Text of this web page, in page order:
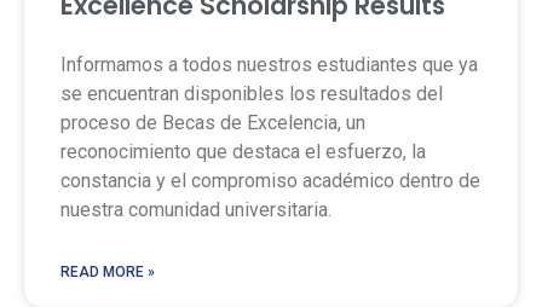
Informamos a todos nuestros estudiantes que ya
se encuentran disponibles los resultados del
proceso de Becas de Excelencia, un
reconocimiento que destaca el esfuerzo, la
constancia y el compromiso académico dentro de
nuestra comunidad universitaria.
READ MORE »